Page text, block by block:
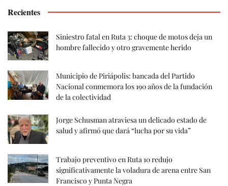
Recientes
Siniestro fatal en Ruta 3: choque de motos deja un
hombre fallecido y otro gravemente herido
Municipio de Piriápolis: bancada del Partido
Nacional conmemora los 190 años de la fundación
de la colectividad
Jorge Schusman atraviesa un delicado estado de
salud y afirmó que dará “lucha por su vida”
Trabajo preventivo en Ruta 10 redujo
significativamente la voladura de arena entre San
Francisco y Punta Negra